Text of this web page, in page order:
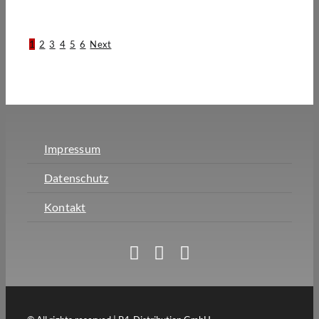
1 2 3 4 5 6 Next
Impressum
Datenschutz
Kontakt